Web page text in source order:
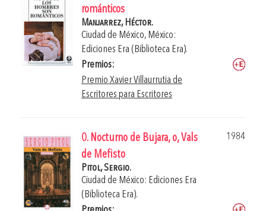
románticos
Manjarrez, Héctor.
Ciudad de México, México:
Ediciones Era (Biblioteca Era).
Premios:
Premio Xavier Villaurrutia de
Escritores para Escritores
0. Nocturno de Bujara, o, Vals
de Mefisto
1984
Pitol, Sergio.
Ciudad de México: Ediciones Era
(Biblioteca Era).